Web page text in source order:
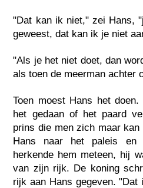
"Dat kan ik niet," zei Hans,
geweest, dat kan ik je niet
"Als je het niet doet, dan
als toen de meerman achter
Toen moest Hans het
het gedaan of het paard
prins die men zich maar
Hans naar het paleis en
herkende hem meteen, hij
van zijn rijk. De koning
rijk aan Hans gegeven.